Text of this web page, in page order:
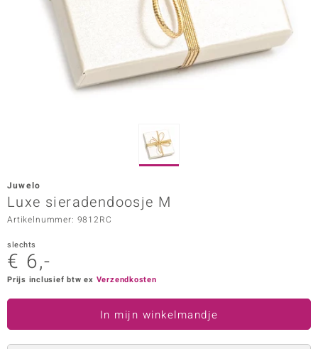
Vogue
in Italy
Paraíso
Juwelo
Luxe sieradendoosje M
Artikelnummer: 9812RC
slechts
€ 6,-
Prijs inclusief btw ex Verzendkosten
In mijn winkelmandje